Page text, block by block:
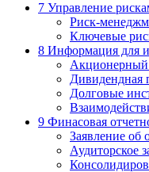
7 Управление
Риск-
Ключевые
8 Информация для
Акционерный
Дивидендная
Долговые
9 Финасовая
Заявление об
Аудиторское